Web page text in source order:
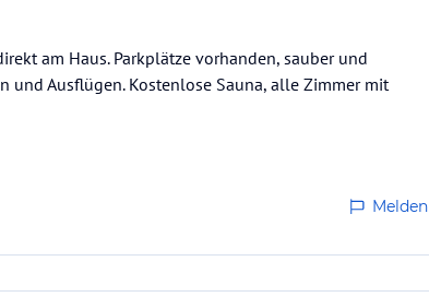
am Haus. Parkplätze vorhanden, sauber und
und Ausflügen. Kostenlose Sauna, alle Zimmer mit
Melden